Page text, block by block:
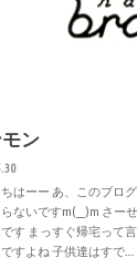
ン
ちはーー あ、このブロ
ないですm(__)m さー
です まっすぐ帰宅って
すよね 子供達はすで…